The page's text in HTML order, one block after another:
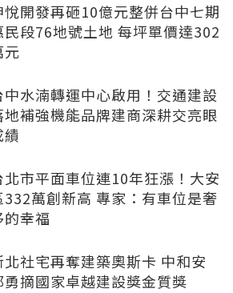
悅開發再砸10億元整併台中七期
民段76地號土地 每坪單價達302
元
中水湳轉運中心啟用！交通建設
地補強機能品牌建商深耕交亮眼
績
北市平面車位連10年狂漲！大安
332萬創新高 專家：有車位是奢
的幸福
北社宅再奪建築奧斯卡 中和安
勇摘國家卓越建設獎金質獎